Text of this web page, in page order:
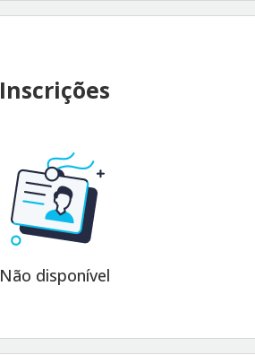
Inscrições
Não disponível